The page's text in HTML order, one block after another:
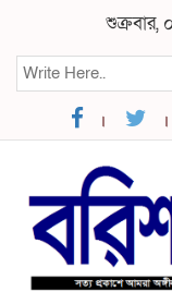
শুক্রবার,